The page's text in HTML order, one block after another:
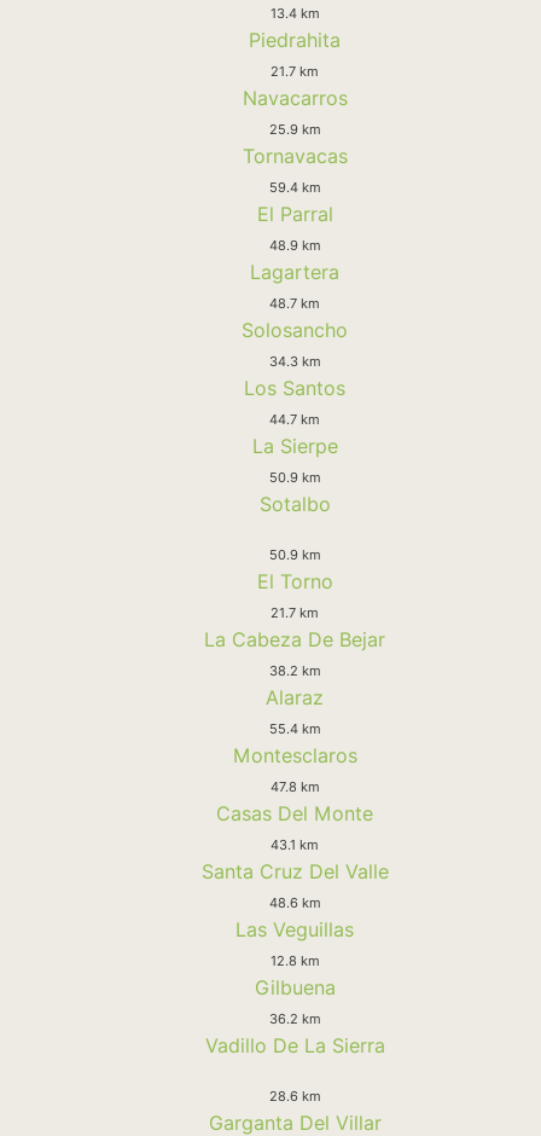
13.4 km
Piedrahita
21.7 km
Navacarros
25.9 km
Tornavacas
59.4 km
El Parral
48.9 km
Lagartera
48.7 km
Solosancho
34.3 km
Los Santos
44.7 km
La Sierpe
50.9 km
Sotalbo
50.9 km
El Torno
21.7 km
La Cabeza De Bejar
38.2 km
Alaraz
55.4 km
Montesclaros
47.8 km
Casas Del Monte
43.1 km
Santa Cruz Del Valle
48.6 km
Las Veguillas
12.8 km
Gilbuena
36.2 km
Vadillo De La Sierra
28.6 km
Garganta Del Villar